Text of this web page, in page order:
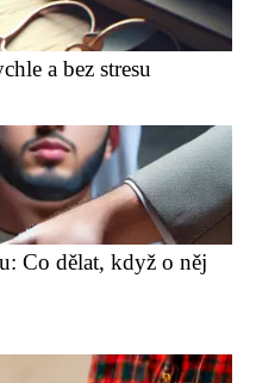
a bez stresu
Co dělat, když o něj